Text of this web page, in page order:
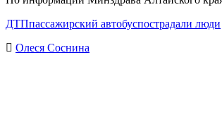
ДТПпассажирский автобуспострадали люди
Олеся Соснина